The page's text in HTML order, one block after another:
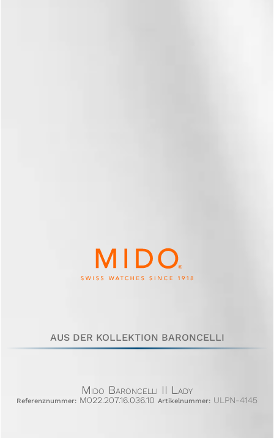
AUS DER KOLLEKTION BARONCELLI
Mido Baroncelli II Lady
Referenznummer: M022.207.16.036.10 Artikelnummer: ULPN-4145